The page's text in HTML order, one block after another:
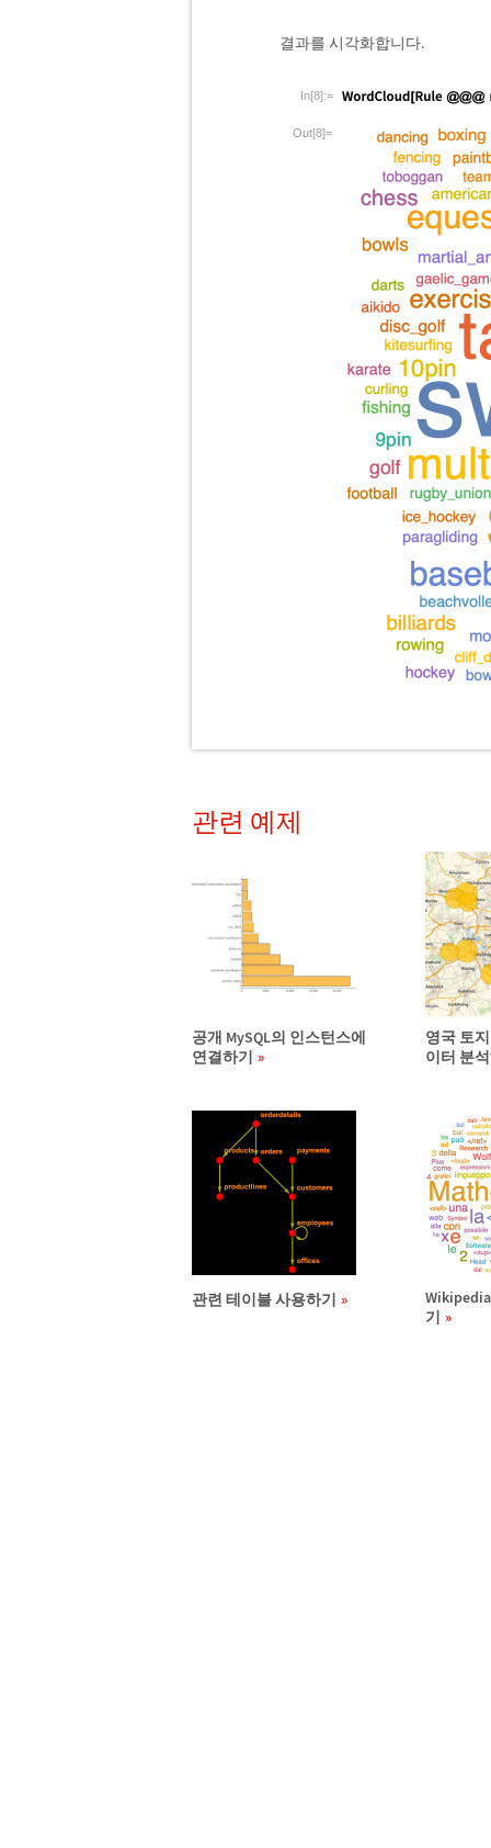
결과를 시각화합니다.
In[8]:=
Out[8]=
관련 예제
공개 MySQL의 인스턴스에
연결하기
영국 토
이터 분
관련 테이블 사용하기
기